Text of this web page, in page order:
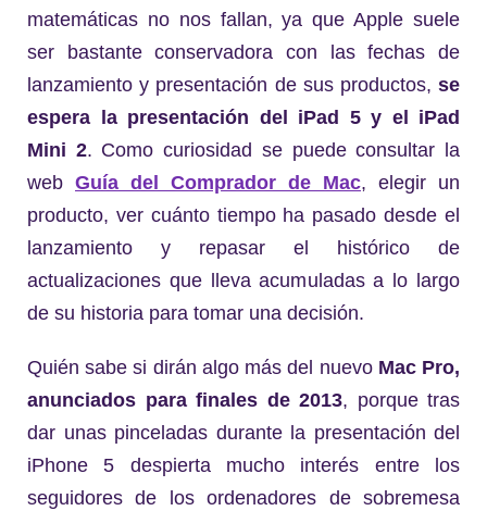
matemáticas no nos fallan, ya que Apple suele
ser bastante conservadora con las fechas de
lanzamiento y presentación de sus productos, se
espera la presentación del iPad 5 y el iPad
Mini 2. Como curiosidad se puede consultar la
web Guía del Comprador de Mac, elegir un
producto, ver cuánto tiempo ha pasado desde el
lanzamiento y repasar el histórico de
actualizaciones que lleva acumuladas a lo largo
de su historia para tomar una decisión.
Quién sabe si dirán algo más del nuevo Mac Pro,
anunciados para finales de 2013, porque tras
dar unas pinceladas durante la presentación del
iPhone 5 despierta mucho interés entre los
seguidores de los ordenadores de sobremesa